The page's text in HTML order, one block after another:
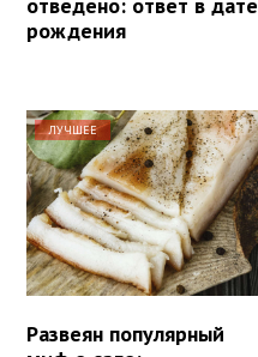
рождения
ЛУЧШЕЕ
Развеян популярный